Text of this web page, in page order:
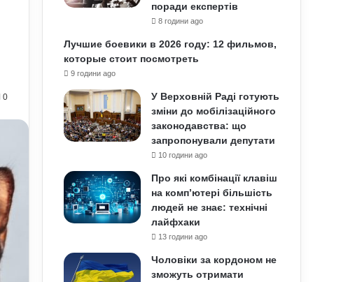
0
поради експертів
8 години ago
Лучшие боевики в 2026 году: 12 фильмов,
которые стоит посмотреть
9 години ago
У Верховній Раді готують
зміни до мобілізаційного
законодавства: що
запропонували депутати
10 години ago
Про які комбінації клавіш
на комп’ютері більшість
людей не знає: технічні
лайфхаки
13 години ago
Чоловіки за кордоном не
зможуть отримати